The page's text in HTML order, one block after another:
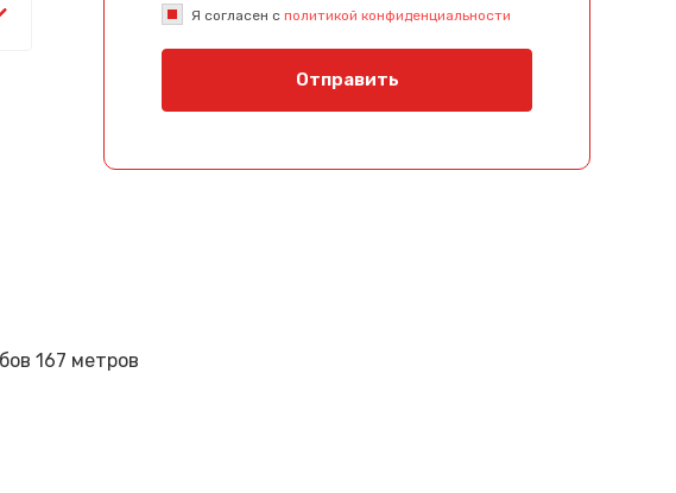
Я согласен с политикой конфиденциальности
Отправить